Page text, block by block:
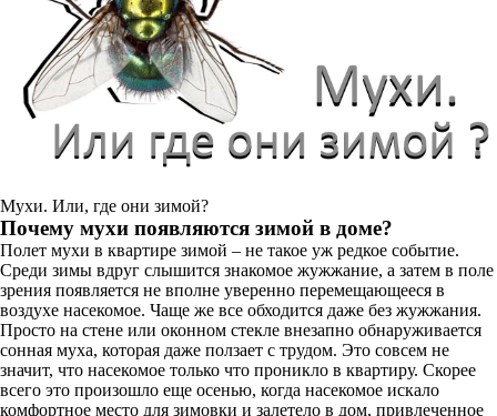
Мухи. Или, где они зимой?
Почему мухи появляются зимой в доме?
Полет мухи в квартире зимой – не такое уж редкое событие.
Среди зимы вдруг слышится знакомое жужжание, а затем в поле
зрения появляется не вполне уверенно перемещающееся в
воздухе насекомое. Чаще же все обходится даже без жужжания.
Просто на стене или оконном стекле внезапно обнаруживается
сонная муха, которая даже ползает с трудом. Это совсем не
значит, что насекомое только что проникло в квартиру. Скорее
всего это произошло еще осенью, когда насекомое искало
комфортное место для зимовки и залетело в дом, привлеченное